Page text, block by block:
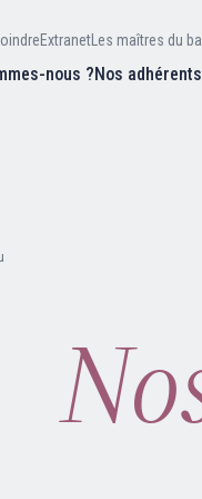
Extranet Les maîtres du
nous ?Nos adhérents